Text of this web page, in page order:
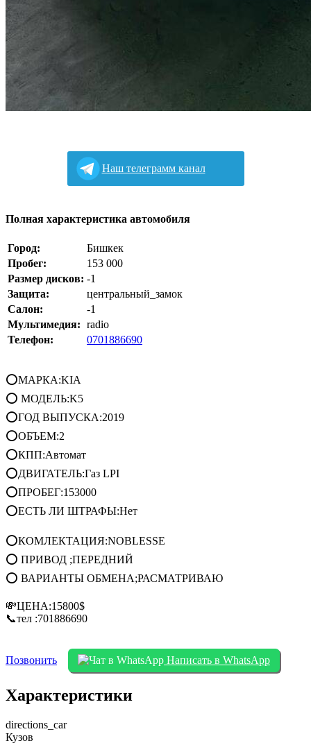
Наш телеграмм канал
Полная характеристика автомобиля
Город:
Бишкек
Пробег:
153 000
Размер дисков: -1
Защита:
центральный_замок
Салон:
-1
Мультимедия: radio
Телефон:
0701886690
⭕МАРКА:KIA
⭕ МОДЕЛЬ:K5
⭕ГОД ВЫПУСКА:2019
⭕ОБЪЕМ:2
⭕КПП:Автомат
⭕ДВИГАТЕЛЬ:Газ LPI
⭕ПРОБЕГ:153000
⭕ЕСТЬ ЛИ ШТРАФЫ:Нет
⭕КОМЛЕКТАЦИЯ:NOBLESSE
⭕ ПРИВОД ;ПЕРЕДНИЙ
⭕ ВАРИАНТЫ ОБМЕНА;РАСМАТРИВАЮ
💸ЦЕНА:15800$
📞тел :701886690
Позвонить Написать в WhatsApp
Характеристики
directions_car
Кузов